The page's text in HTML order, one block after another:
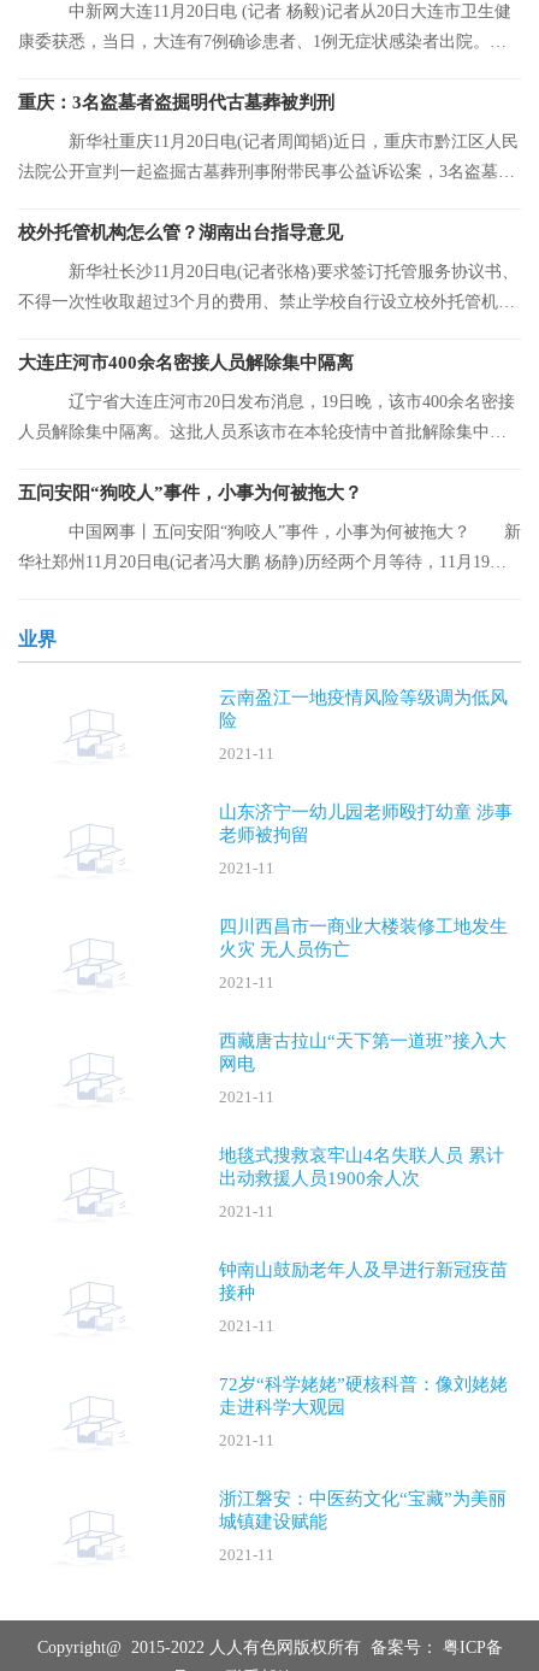
中新网大连11月20日电 (记者 杨毅)记者从20日大连市卫生健
康委获悉，当日，大连有7例确诊患者、1例无症状感染者出院。目
重庆：3名盗墓者盗掘明代古墓葬被判刑
新华社重庆11月20日电(记者周闻韬)近日，重庆市黔江区人民
法院公开宣判一起盗掘古墓葬刑事附带民事公益诉讼案，3名盗墓者
校外托管机构怎么管？湖南出台指导意见
新华社长沙11月20日电(记者张格)要求签订托管服务协议书、
不得一次性收取超过3个月的费用、禁止学校自行设立校外托管机
大连庄河市400余名密接人员解除集中隔离
辽宁省大连庄河市20日发布消息，19日晚，该市400余名密接
人员解除集中隔离。这批人员系该市在本轮疫情中首批解除集中隔
五问安阳“狗咬人”事件，小事为何被拖大？
中国网事丨五问安阳“狗咬人”事件，小事为何被拖大？ 新
华社郑州11月20日电(记者冯大鹏 杨静)历经两个月等待，11月19日
业界
云南盈江一地疫情风险等级调为低风
险
2021-11
山东济宁一幼儿园老师殴打幼童 涉事
老师被拘留
2021-11
四川西昌市一商业大楼装修工地发生
火灾 无人员伤亡
2021-11
西藏唐古拉山“天下第一道班”接入大
网电
2021-11
地毯式搜救哀牢山4名失联人员 累计
出动救援人员1900余人次
2021-11
钟南山鼓励老年人及早进行新冠疫苗
接种
2021-11
72岁“科学姥姥”硬核科普：像刘姥姥
走进科学大观园
2021-11
浙江磐安：中医药文化“宝藏”为美丽
城镇建设赋能
2021-11
Copyright@ 2015-2022 人人有色网版权所有 备案号： 粤ICP备